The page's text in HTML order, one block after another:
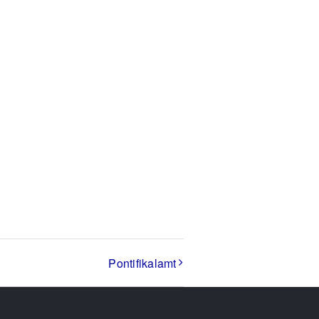
Pontifikalamt